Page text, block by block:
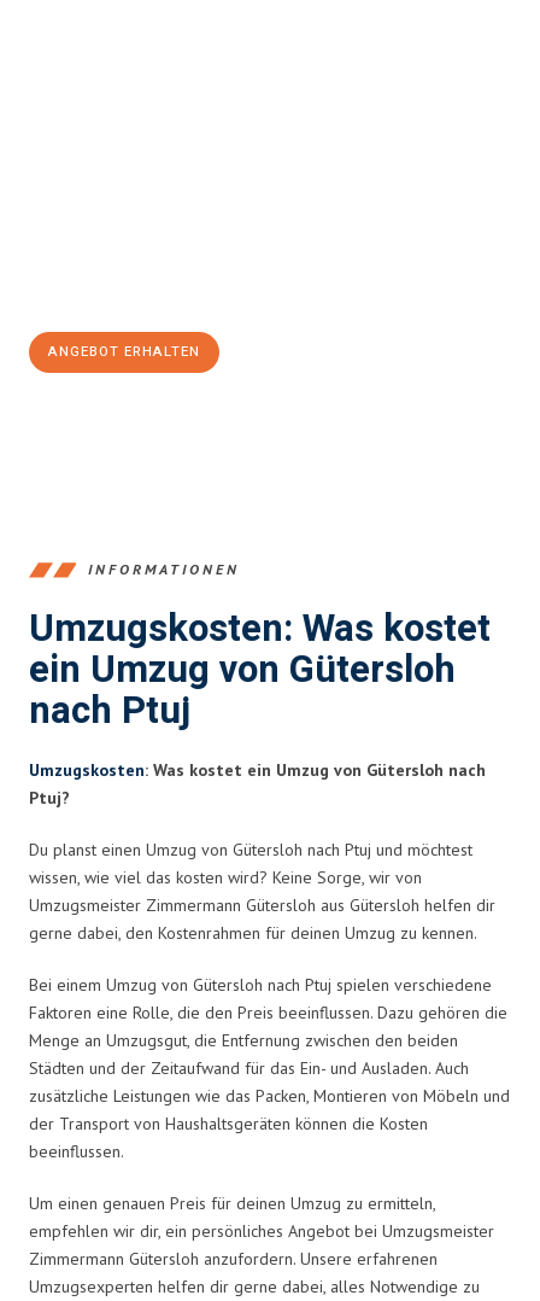
ANGEBOT ERHALTEN
INFORMATIONEN
Umzugskosten: Was kostet
ein Umzug von Gütersloh
nach Ptuj
Umzugskosten: Was kostet ein Umzug von Gütersloh nach
Ptuj?
Du planst einen Umzug von Gütersloh nach Ptuj und möchtest
wissen, wie viel das kosten wird? Keine Sorge, wir von
Umzugsmeister Zimmermann Gütersloh aus Gütersloh helfen dir
gerne dabei, den Kostenrahmen für deinen Umzug zu kennen.
Bei einem Umzug von Gütersloh nach Ptuj spielen verschiedene
Faktoren eine Rolle, die den Preis beeinflussen. Dazu gehören die
Menge an Umzugsgut, die Entfernung zwischen den beiden
Städten und der Zeitaufwand für das Ein- und Ausladen. Auch
zusätzliche Leistungen wie das Packen, Montieren von Möbeln und
der Transport von Haushaltsgeräten können die Kosten
beeinflussen.
Um einen genauen Preis für deinen Umzug zu ermitteln,
empfehlen wir dir, ein persönliches Angebot bei Umzugsmeister
Zimmermann Gütersloh anzufordern. Unsere erfahrenen
Umzugsexperten helfen dir gerne dabei, alles Notwendige zu